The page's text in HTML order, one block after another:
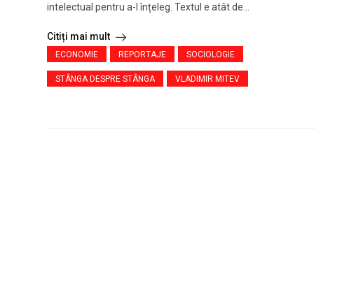
intelectual pentru a-l înțeleg. Textul e atât de...
Citiți mai mult
ECONOMIE REPORTAJE SOCIOLOGIE
STÂNGA DESPRE STÂNGA VLADIMIR MITEV